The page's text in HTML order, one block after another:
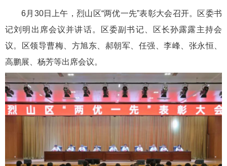
6月30日上午，烈山区“两优一先”表彰大会召开。区委书
记刘明出席会议并讲话。区委副书记、区长孙露露主持会
议。区领导曹梅、方旭东、郝朝军、任强、李峰、张永恒、
高鹏展、杨芳等出席会议。